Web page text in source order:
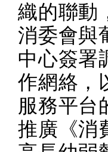
織的聯動
消委會與
中心簽署
作網絡，
服務平台
推廣《消